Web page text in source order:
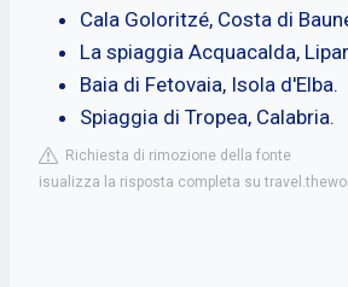
Cala Goloritzé, Costa di
La spiaggia Acquacalda,
Baia di Fetovaia, Isola d'Elba.
Spiaggia di Tropea, Calabria.
Richiesta di rimozione della fonte
isualizza la risposta completa su